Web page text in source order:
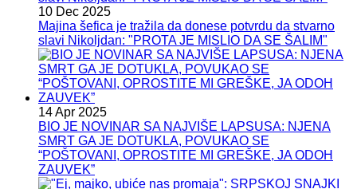
10 Dec 2025
Majina šefica je tražila da donese potvrdu da stvarno
slavi Nikoljdan: "PROTA JE MISLIO DA SE ŠALIM"
14 Apr 2025
BIO JE NOVINAR SA NAJVIŠE LAPSUSA: NJENA
SMRT GA JE DOTUKLA, POVUKAO SE
“POŠTOVANI, OPROSTITE MI GREŠKE, JA ODOH
ZAUVEK”